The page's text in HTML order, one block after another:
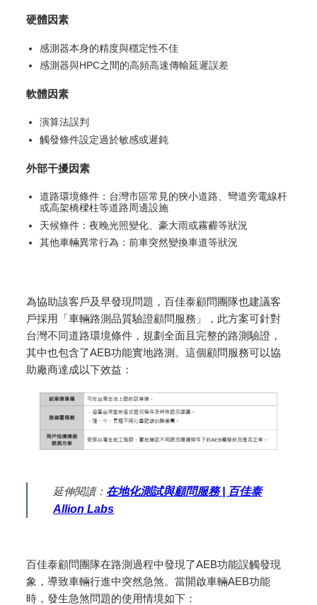
硬體因素
感測器本身的精度與穩定性不佳
感測器與HPC之間的高頻高速傳輸延遲誤差
軟體因素
演算法誤判
觸發條件設定過於敏感或遲鈍
外部干擾因素
道路環境條件：台灣市區常見的狹小道路、彎道旁電線杆
或高架橋樑柱等道路周邊設施
天候條件：夜晚光照變化、豪大雨或霧霾等狀況
其他車輛異常行為：前車突然變換車道等狀況
為協助該客戶及早發現問題，百佳泰顧問團隊也建議客
戶採用「車輛路測品質驗證顧問服務」，此方案可針對
台灣不同道路環境條件，規劃全面且完整的路測驗證，
其中也包含了AEB功能實地路測。這個顧問服務可以協
助廠商達成以下效益：
延伸閱讀：在地化測試與顧問服務 | 百佳泰
Allion Labs
百佳泰顧問團隊在路測過程中發現了AEB功能誤觸發現
象，導致車輛行進中突然急煞。當開啟車輛AEB功能
時，發生急煞問題的使用情境如下：